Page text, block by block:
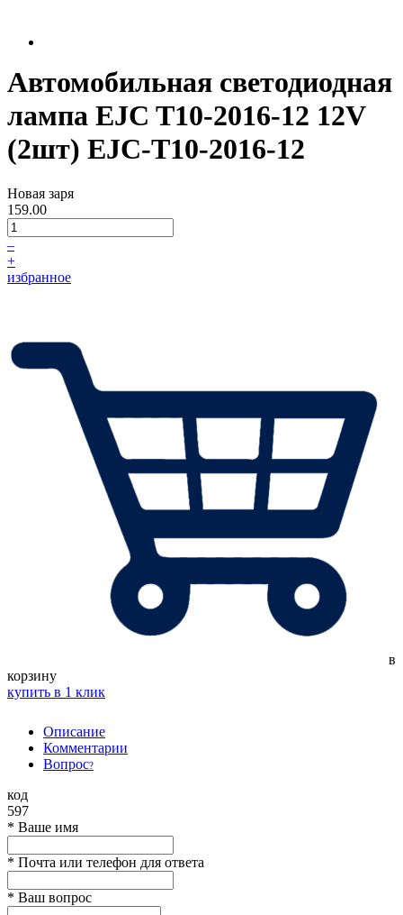
Автомобильная светодиодная
лампа EJC T10-2016-12 12V
(2шт) EJC-T10-2016-12
Новая заря
159.00
–
+
избранное
в
корзину
купить в 1 клик
Описание
Комментарии
Вопрос?
код
597
* Ваше имя
* Почта или телефон для ответа
* Ваш вопрос